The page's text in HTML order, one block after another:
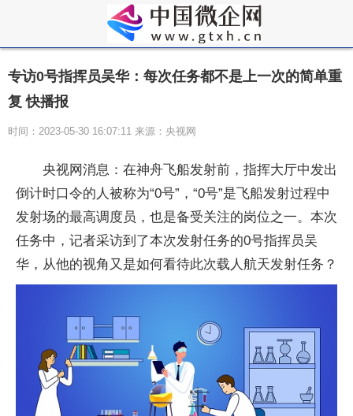
专访0号指挥员吴华：每次任务都不是上一次的简单重
复 快播报
时间：2023-05-30 16:07:11 来源：央视网
央视网消息：在神舟飞船发射前，指挥大厅中发出
倒计时口令的人被称为“0号”，“0号”是飞船发射过程中
发射场的最高调度员，也是备受关注的岗位之一。本次
任务中，记者采访到了本次发射任务的0号指挥员吴
华，从他的视角又是如何看待此次载人航天发射任务？